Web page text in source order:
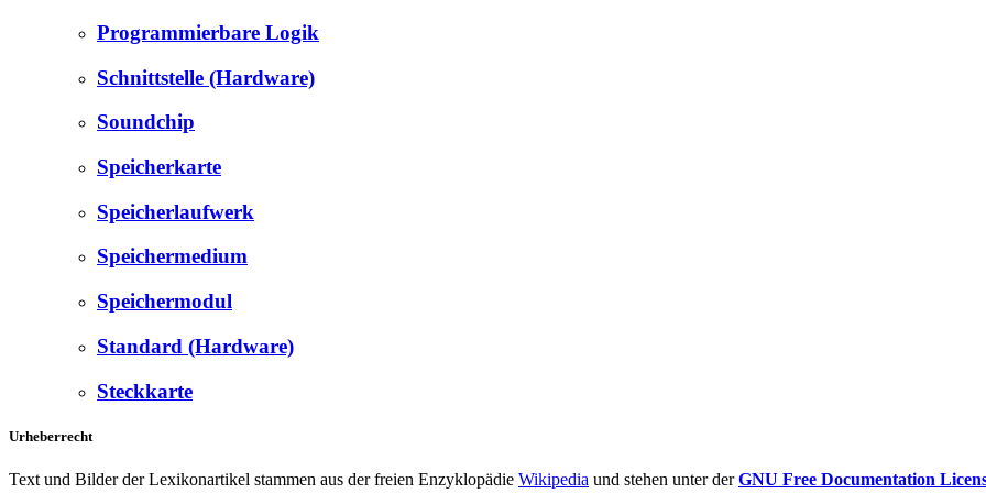
Programmierbare Logik
Schnittstelle (Hardware)
Soundchip
Speicherkarte
Speicherlaufwerk
Speichermedium
Speichermodul
Standard (Hardware)
Steckkarte
Urheberrecht
Text und Bilder der Lexikonartikel stammen aus der freien Enzyklopädie Wikipedia und stehen unter derGNU Free Documentation